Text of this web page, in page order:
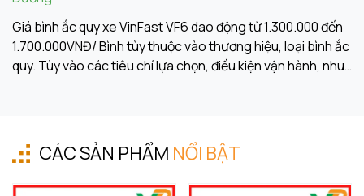
Giá bình ắc quy xe VinFast VF6 dao động từ 1.300.000 đến
1.700.000VNĐ/ Bình tùy thuộc vào thương hiệu, loại bình ắc
quy. Tùy vào các tiêu chí lựa chọn, điều kiện vận hành, nhu
CÁC SẢN PHẨM NỔI BẬT